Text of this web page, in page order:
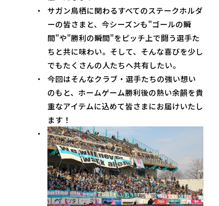
サガン鳥栖に関わるすべてのステークホルダ
ーの皆さまと、今シーズンも"ゴールの瞬
間"や"勝利の瞬間"をピッチ上で闘う選手た
ちと共に味わい。そして、そんな喜びを少し
でもたくさんの人たちへ共有したい。
今回はそんなクラブ・選手たちの強い想い
のもと、ホームゲーム勝利後の熱い余韻を貴
重なアイテムに込めて皆さまにお届けいたし
ます！